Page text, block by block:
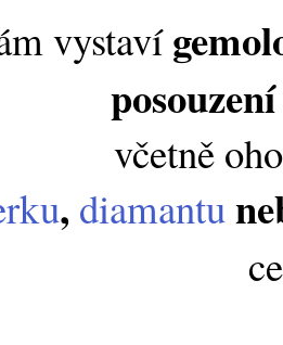
vystaví
včetně
, diamantu